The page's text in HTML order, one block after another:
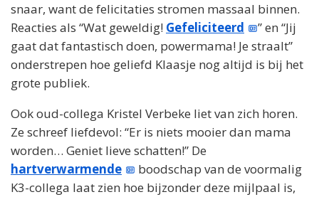
snaar, want de felicitaties stromen massaal binnen.
Reacties als “Wat geweldig! Gefeliciteerd
” en “Jij
gaat dat fantastisch doen, powermama! Je straalt”
onderstrepen hoe geliefd Klaasje nog altijd is bij het
grote publiek.
Ook oud-collega Kristel Verbeke liet van zich horen.
Ze schreef liefdevol: “Er is niets mooier dan mama
worden… Geniet lieve schatten!” De
hartverwarmende
boodschap van de voormalig
K3-collega laat zien hoe bijzonder deze mijlpaal is,